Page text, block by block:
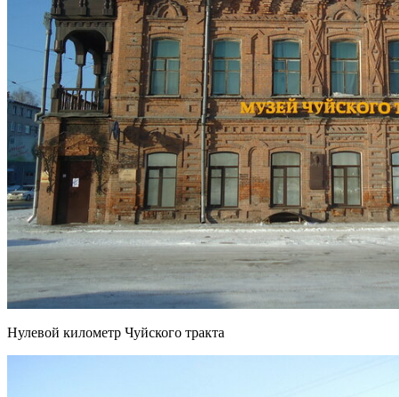
Нулевой километр Чуйского тракта